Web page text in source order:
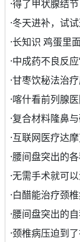
·得了甲状腺结
·冬天进补，试试
·长知识 鸡蛋里
·中成药不良反
·甘枣饮秘法治
·喀什看前列腺
·复合材料隆鼻
·互联网医疗达
·腰间盘突出的
·无需手术就可
·白醋能治疗颈椎
·腰间盘突出的
·颈椎病压迫到